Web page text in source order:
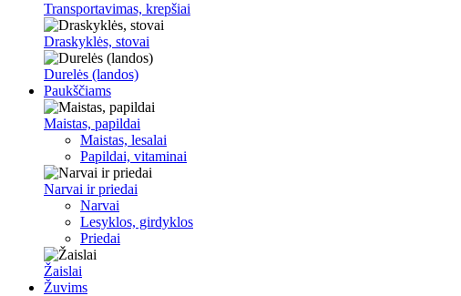
Transportavimas, krepšiai
Draskyklės, stovai
Durelės (landos)
Paukščiams
Maistas, papildai
Maistas, lesalai
Papildai, vitaminai
Narvai ir priedai
Narvai
Lesyklos, girdyklos
Priedai
Žaislai
Žuvims